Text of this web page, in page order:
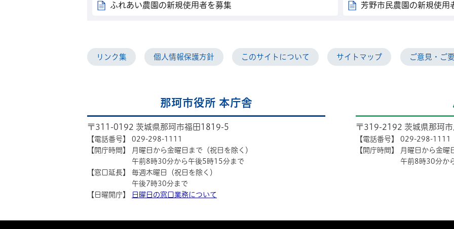
ふれあい農園の新規使用者を募集 芳野市民農園の新規使用
リンク集 個人情報保護方針 このサイトについて サイトマップ ご意見・ご
那珂市役所 本庁舎
〒311-0192 茨城県那珂市福田1819-5
【電話番号】
029-298-1111
【開庁時間】
月曜日から金曜日まで（祝日を除く）
午前8時30分から午後5時15分まで
【窓口延長】
毎週木曜日（祝日を除く）
午後7時30分まで
【日曜開庁】
日曜日の窓口業務について
〒319-2192 茨城県那珂
【電話番号】
029-298-1111
【開庁時間】
月曜日から金曜
午前8時30分か